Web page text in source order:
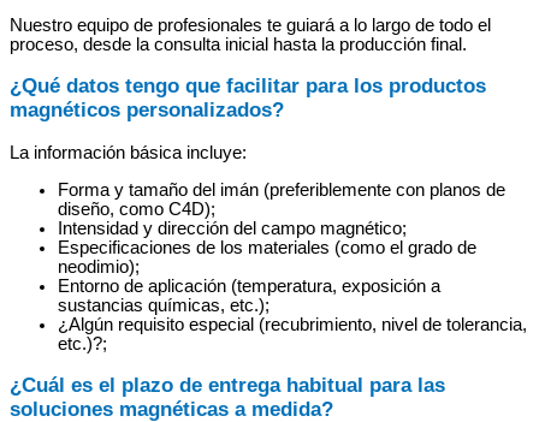
Nuestro equipo de profesionales te guiará a lo largo de todo el
proceso, desde la consulta inicial hasta la producción final.
¿Qué datos tengo que facilitar para los productos
magnéticos personalizados?
La información básica incluye:
Forma y tamaño del imán (preferiblemente con planos de
diseño, como C4D);
Intensidad y dirección del campo magnético;
Especificaciones de los materiales (como el grado de
neodimio);
Entorno de aplicación (temperatura, exposición a
sustancias químicas, etc.);
¿Algún requisito especial (recubrimiento, nivel de tolerancia,
etc.)?;
¿Cuál es el plazo de entrega habitual para las
soluciones magnéticas a medida?